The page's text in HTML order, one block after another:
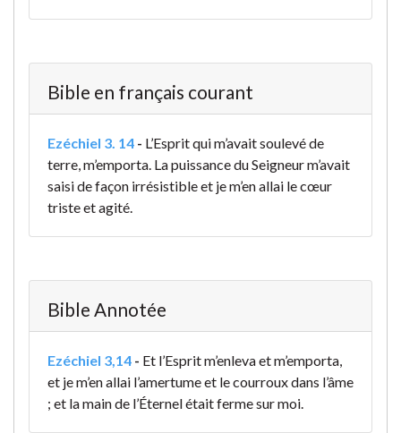
Bible en français courant
Ezéchiel 3. 14 - L’Esprit qui m’avait soulevé de
terre, m’emporta. La puissance du Seigneur m’avait
saisi de façon irrésistible et je m’en allai le cœur
triste et agité.
Bible Annotée
Ezéchiel 3,14 - Et l’Esprit m’enleva et m’emporta,
et je m’en allai l’amertume et le courroux dans l’âme
; et la main de l’Éternel était ferme sur moi.